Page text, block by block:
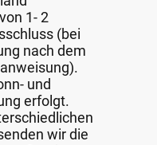
1- 2
(bei
nach dem
und
erfolgt.
wir die